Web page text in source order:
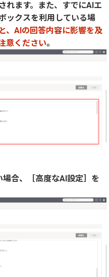
れます。また、すでにAIエ
ックスを利用している場
、AIの回答内容に影響を及
意ください。
合、［高度なAI設定］を